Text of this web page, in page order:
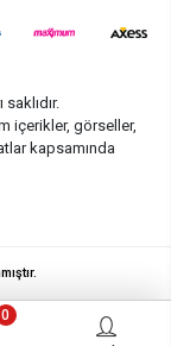
içerikler, görseller,
kapsamında
0